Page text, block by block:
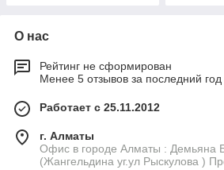
О нас
Рейтинг не сформирован
Менее 5 отзывов за последний год
Работает с 25.11.2012
г. Алматы
Офис в городе Алматы : Демьяна
(Жангельдина уг.ул Рыскулова )